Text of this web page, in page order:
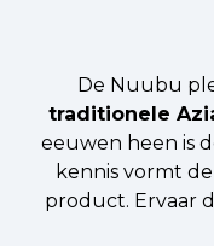
De Nuubu
traditionele
eeuwen heen is
kennis vormt
product. Ervaar